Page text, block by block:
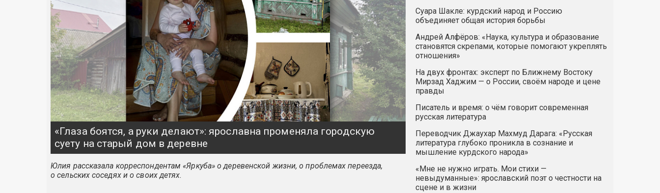
«Глаза боятся, а руки делают»: ярославна променяла городскую
суету на старый дом в деревне
Юлия рассказала корреспондентам «Яркуба» о деревенской жизни, о проблемах переезда,
о сельских соседях и о своих детях.
Суара Шакле: курдский народ и Россию
объединяет общая история борьбы
Андрей Алфёров: «Наука, культура и образование
становятся скрепами, которые помогают укреплять
отношения»
На двух фронтах: эксперт по Ближнему Востоку
Мирзад Хаджим — о России, своём народе и цене
правды
Писатель и время: о чём говорит современная
русская литература
Переводчик Джаухар Махмуд Дарага: «Русская
литература глубоко проникла в сознание и
мышление курдского народа»
«Мне не нужно играть. Мои стихи —
невыдуманные»: ярославский поэт о честности на
сцене и в жизни